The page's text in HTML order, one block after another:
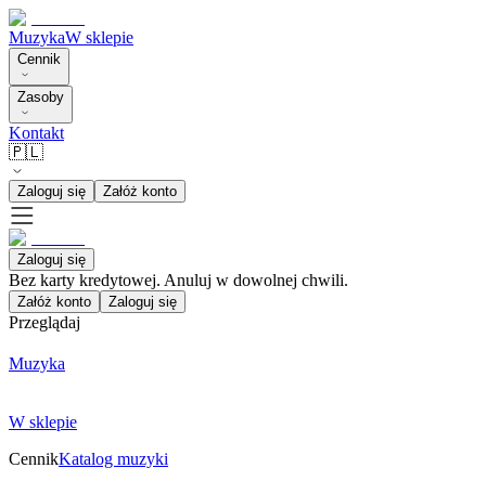
MuzykaW sklepie
Cennik
Zasoby
Kontakt
🇵🇱
Zaloguj się Załóż konto
Zaloguj się
Bez karty kredytowej. Anuluj w dowolnej chwili.
Załóż konto Zaloguj się
Przeglądaj
Muzyka
W sklepie
CennikKatalog muzyki